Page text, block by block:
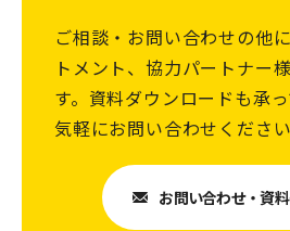
リアを設けたレイアウトとな
エリアは、集中席からミーテ
で、選択肢を多く設けています
ご相談・お問い合わせの他
トメント、協力パートナー
す。資料ダウンロードも承
気軽にお問い合わせください
お問い合わせ・資